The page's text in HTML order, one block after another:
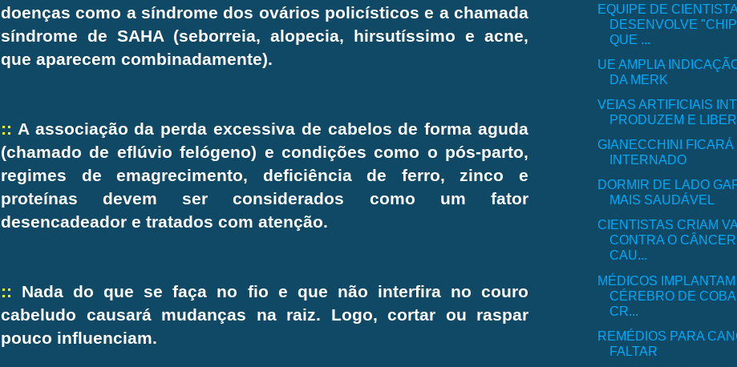
doenças como a síndrome dos ovários policísticos e a chamada
síndrome de SAHA (seborreia, alopecia, hirsutíssimo e acne,
que aparecem combinadamente).
:: A associação da perda excessiva de cabelos de forma aguda
(chamado de eflúvio felógeno) e condições como o pós-parto,
regimes de emagrecimento, deficiência de ferro, zinco e
proteínas devem ser considerados como um fator
desencadeador e tratados com atenção.
:: Nada do que se faça no fio e que não interfira no couro
cabeludo causará mudanças na raiz. Logo, cortar ou raspar
pouco influenciam.
EQUIPE DE
DESENVOLVE
QUE ...
UE AMPLIA
DA MERK
VEIAS ARTIFICIAIS
PRODUZEM E
GIANECCHINI FICARÁ
INTERNADO
DORMIR DE LADO
MAIS SAUDÁVEL
CIENTISTAS CRIAM
CONTRA O
CAU...
MÉDICOS
CÉREBRO DE
CR...
REMÉDIOS PARA
FALTAR